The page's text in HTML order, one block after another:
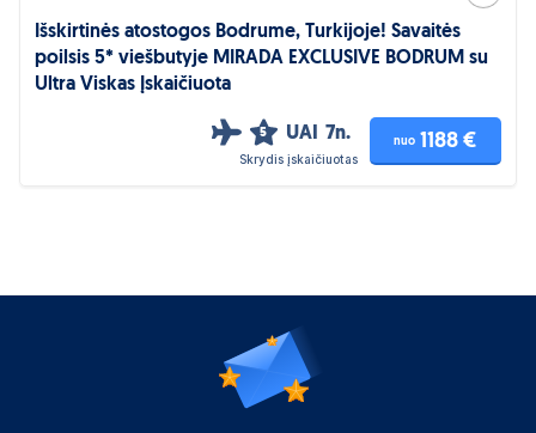
Išskirtinės atostogos Bodrume, Turkijoje! Savaitės
poilsis 5* viešbutyje MIRADA EXCLUSIVE BODRUM su
Ultra Viskas Įskaičiuota
5 UAI 7n.
Skrydis įskaičiuotas
nuo 1188 €